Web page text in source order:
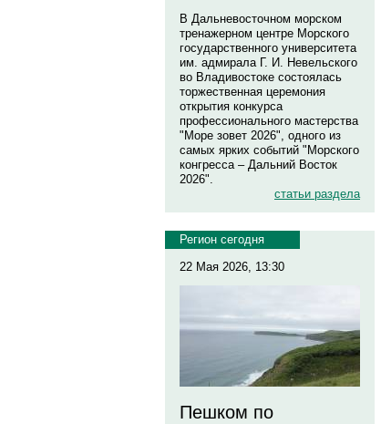
В Дальневосточном морском
тренажерном центре Морского
государственного университета
им. адмирала Г. И. Невельского
во Владивостоке состоялась
торжественная церемония
открытия конкурса
профессионального мастерства
"Море зовет 2026", одного из
самых ярких событий "Морского
конгресса – Дальний Восток
2026".
статьи раздела
Регион сегодня
22 Мая 2026, 13:30
Пешком по